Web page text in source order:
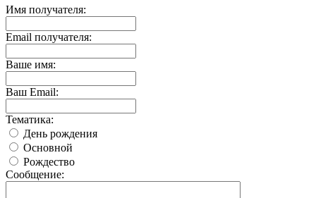
Имя получателя:
Email получателя:
Ваше имя:
Ваш Email:
Тематика:
День рождения
Основной
Рождество
Сообщение: